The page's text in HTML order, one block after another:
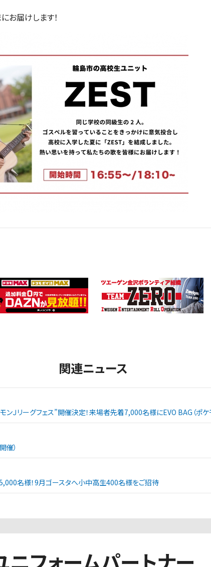
お届けします！
関連ニュース
ンＪリーグフェス”開催決定！来場者先着7,000名様にEVO BAG（ポケ
催）
名様！9月ゴースタへ小中高生400名様をご招待